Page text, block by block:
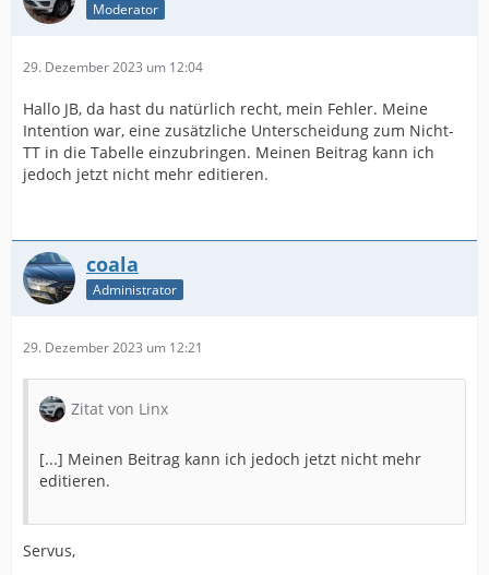
Moderator
29. Dezember 2023 um 12:04
Hallo JB, da hast du natürlich recht, mein Fehler. Meine
Intention war, eine zusätzliche Unterscheidung zum Nicht-
TT in die Tabelle einzubringen. Meinen Beitrag kann ich
jedoch jetzt nicht mehr editieren.
coala
Administrator
29. Dezember 2023 um 12:21
Zitat von Linx
[...] Meinen Beitrag kann ich jedoch jetzt nicht mehr
editieren.
Servus,